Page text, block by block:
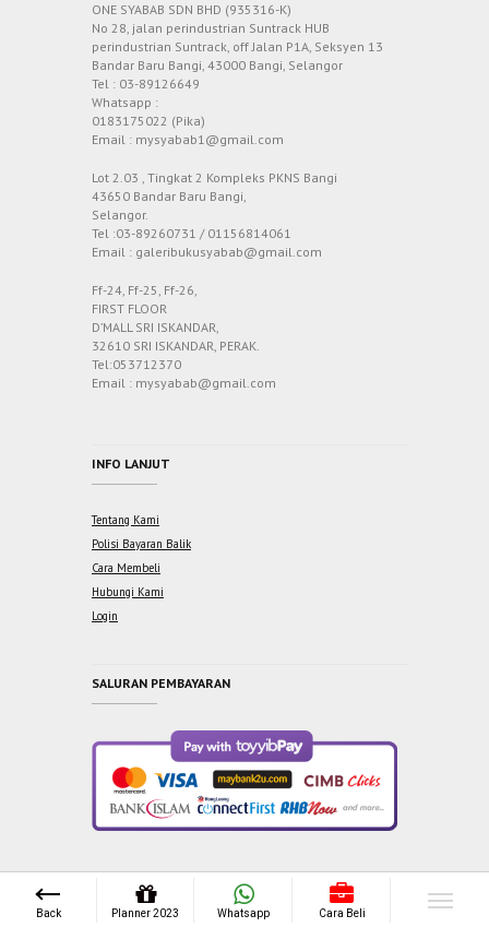
ONE SYABAB SDN BHD (935316-K)
No 28, jalan perindustrian Suntrack HUB
perindustrian Suntrack, off Jalan P1A, Seksyen 13
Bandar Baru Bangi, 43000 Bangi, Selangor
Tel : 03-89126649
Whatsapp :
0183175022 (Pika)
Email : mysyabab1@gmail.com
Lot 2.03 , Tingkat 2 Kompleks PKNS Bangi
43650 Bandar Baru Bangi,
Selangor.
Tel :03-89260731 / 01156814061
Email : galeribukusyabab@gmail.com
Ff-24, Ff-25, Ff-26,
FIRST FLOOR
D’MALL SRI ISKANDAR,
32610 SRI ISKANDAR, PERAK.
Tel:053712370
Email : mysyabab@gmail.com
INFO LANJUT
Tentang Kami
Polisi Bayaran Balik
Cara Membeli
Hubungi Kami
Login
SALURAN PEMBAYARAN
Copyright © 2021 One Syabab Sdn Bhd